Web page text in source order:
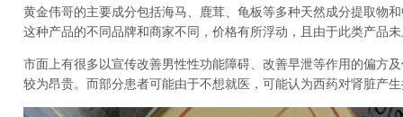
黄金伟哥的主要成分包括海马、鹿茸、龟板等多种天然成分提取物
这种产品的不同品牌和商家不同，价格有所浮动，且由于此类产品
市面上有很多以宣传改善男性性功能障碍、改善早泄等作用的偏方
较为昂贵。而部分患者可能由于不想就医，可能认为西药对肾脏产